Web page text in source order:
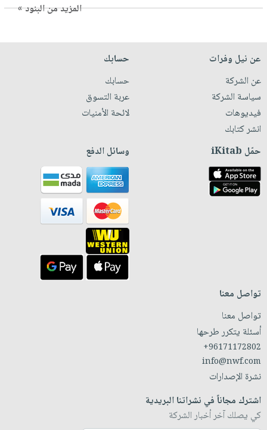
المزيد من البنود »
عن نيل وفرات
عن الشركة
سياسة الشركة
فيديوهات
انشر كتابك
حسابك
حسابك
عربة التسوق
لائحة الأمنيات
حمّل iKitab وسائل الدفع
تواصل معنا
تواصل معنا
أسئلة يتكرر طرحها
+96171172802
info@nwf.com
نشرة الإصدارات
اشترك مجاناً في نشراتنا البريدية
كي يصلك آخر أخبار الشركة